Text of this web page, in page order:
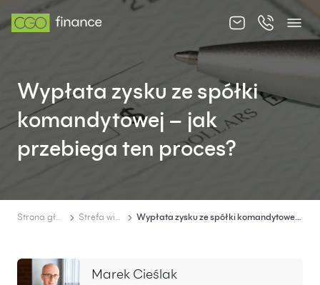
Oferta
Cennik
Strefa wiedzy
EN
Wypłata zysku ze spółki
komandytowej – jak
przebiega ten proces?
Strona główna Strefa wiedzy Wypłata zysku ze spółki komandytowej – jak przebiega ten proces?
Marek Cieślak